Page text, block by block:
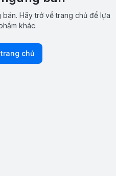
Hãy trở về trang chủ để lựa
khác.
chủ